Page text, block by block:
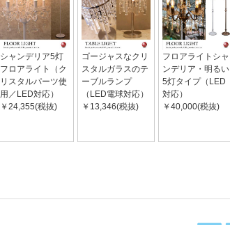
シャンデリア5灯
フロアライト（ク
リスタルパーツ使
用／LED対応）
￥24,355(税抜)
ゴージャスなクリ
スタルガラスのテ
ーブルランプ
（LED電球対応）
￥13,346(税抜)
フロアライトシャ
ンデリア・明るい
5灯タイプ（LED
対応）
￥40,000(税抜)